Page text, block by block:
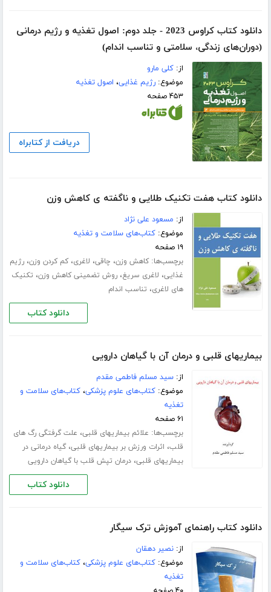
دانلود کتاب کراوس 2023 - جلد دوم: اصول تغذیه و رژیم‌ درمانی
(دوران‌های زندگی، سلامتی و تناسب اندام)
از:کلی مارو
موضوع:رژیم غذایی، اصول تغذیه
۴۵۳ صفحه
دریافت از کتابراه
دانلود کتاب هفت تکنیک طلایی و ناگفته ی کاهش وزن
از: مسعود علی نژاد
موضوع:کتاب‌های سلامت و تغذیه
۱۹ صفحه
برچسب‌ها:کاهش وزن، چاقی، لاغری،کم کردن وزن،رژیم
غذایی، لاغری سریغ،روش تضمینی کاهش وزن، تکنیک
های لاغری، تناسب اندام
دانلود کتاب
بیماریهای قلبی و درمان آن با گیاهان دارویی
از:سید مسلم فاطمی مقدم
موضوع:کتاب‌های علوم پزشکی،کتاب‌های سلامت و
تغذیه
۶۱ صفحه
برچسب‌ها: علائم بیماریهای قلبی، علت گرفتگی رگ های
قلب، اثرات ورزش بر بیماریهای قلبی،گیاه درمانی در
بیماریهای قلبی،درمان تپش قلب با گیاهان دارویی
دانلود کتاب
دانلود کتاب راهنمای آموزش ترک سیگار
از:نصیر دهقان
موضوع:کتاب‌های علوم پزشکی،کتاب‌های سلامت و
تغذیه